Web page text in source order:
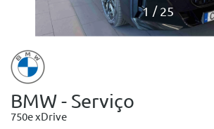
1 25
BMW - Serviço
750e xDrive